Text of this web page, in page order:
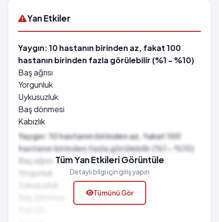
Yan Etkiler
Yaygın: 10 hastanın birinden az, fakat 100
hastanın birinden fazla görülebilir (%1 - %10)
Baş ağrısı
Yorgunluk
Uykusuzluk
Baş dönmesi
Kabızlık
Bulantı
Kusma
Uyku hali
Ağız kuruluğu
Çarpıntı
Yaygın: 10 hastanın birinden az, fakat 100
hastanın birinden fazla görülebilir (%1 - %10)
Baş ağrısı
Yorgunluk
Tüm Yan Etkileri Görüntüle
Detaylı bilgi için giriş yapın
Tümünü Gör